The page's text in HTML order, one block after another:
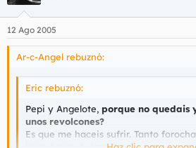
12 Ago 2005
Ar-c-Angel rebuznó:
Eric rebuznó:
Pepi y Angelote, porque no quedais
unos revolcones?
Es que me haceis sufrir. Tanto